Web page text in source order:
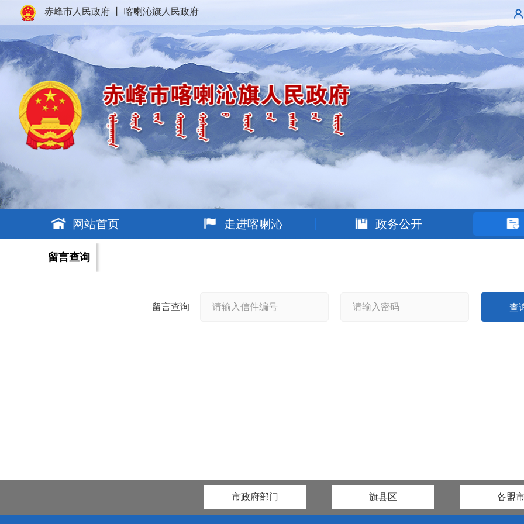
赤峰市人民政府 喀喇沁旗人民政府
网站首页 走进喀喇沁 政务公开
留言查询
留言查询 查
市政府部门 旗县区 各盟